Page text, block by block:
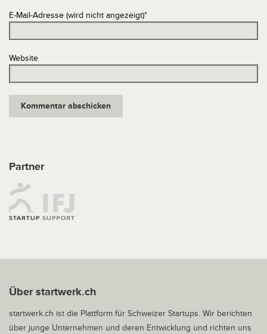
E-Mail-Adresse (wird nicht angezeigt)*
Website
Partner
Über startwerk.ch
startwerk.ch ist die Plattform für Schweizer Startups. Wir berichten
über junge Unternehmen und deren Entwicklung und richten uns